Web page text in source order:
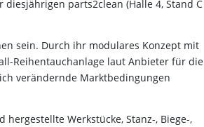
parts2clean (Halle 4, Stand C
sein. Durch ihr modulares Konzept mit
Reihentauchanlage laut Anbieter für die
verändernde Marktbedingungen
Werkstücke, Stanz-, Biege-,